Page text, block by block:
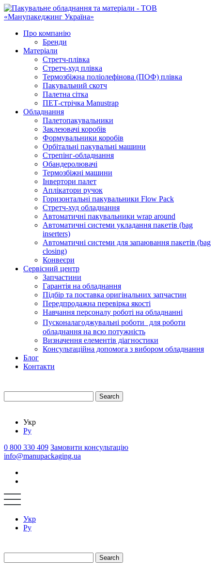
Про компанію
Бренди
Матеріали
Стретч-плівка
Стретч-худ плівка
Термозбіжна поліолефінова (ПОФ) плівка
Пакувальний скотч
Палетна сітка
ПЕТ-стрічка Manustrap
Обладнання
Палетопакувальники
Заклеювачі коробів
Формувальники коробів
Орбітальні пакувальні машини
Стрепінг-обладнання
Обандеролювачі
Термозбіжні машини
Інвертори палет
Аплікатори ручок
Горизонтальні пакувальники Flow Pack
Стретч-худ обладнання
Автоматичні пакувальники wrap around
Автоматичні системи укладання пакетів (bag
inserters)
Автоматичні системи для запаювання пакетів (bag
closing)
Конвеєри
Сервісний центр
Запчастини
Гарантія на обладнання
Підбір та поставка оригінальних запчастин
Передпродажна перевірка якості
Навчання персоналу роботі на обладнанні
Пусконалагоджувальні роботи для роботи
обладнання на всю потужність
Визначення елементів діагностики
Консультаційна допомога з вибором обладнання
Блог
Контакти
Search
Укр
Ру
0 800 330 409 Замовити консультацію
info@manupackaging.ua
Укр
Ру
Search